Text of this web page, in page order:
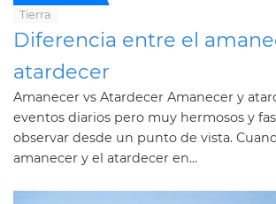
Tierra
Diferencia entre el
atardecer
Amanecer vs Atardecer Amanecer y
eventos diarios pero muy hermosos y
observar desde un punto de vista.
amanecer y el atardecer en...